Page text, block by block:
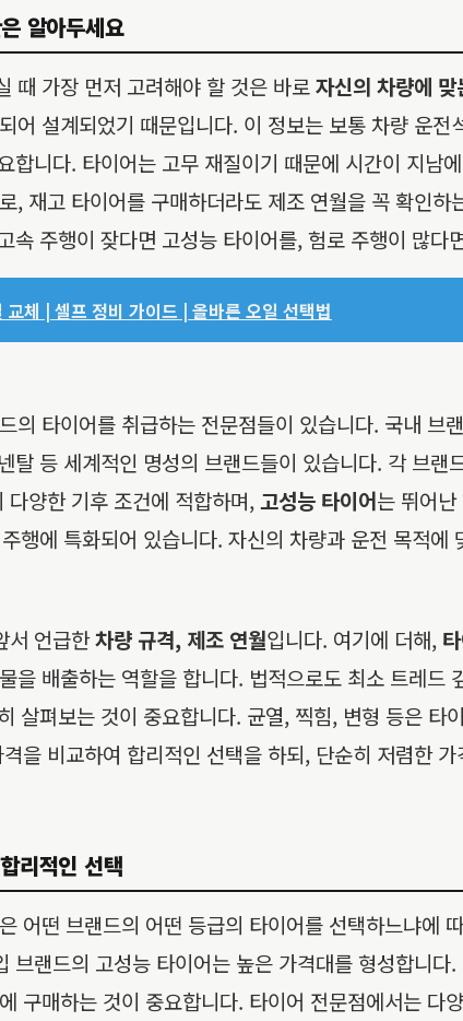
알아두세요
때 가장 먼저 고려해야 할 것은 바로자신의 차량에
어 설계되었기 때문입니다. 이 정보는 보통 차량 운
합니다. 타이어는 고무 재질이기 때문에 시간이 지남
, 재고 타이어를 구매하더라도 제조 연월을 꼭 확인하
속 주행이 잦다면 고성능 타이어를, 험로 주행이 많
체 | 셀프 정비 가이드 | 올바른 오일 선택법
의 타이어를 취급하는 전문점들이 있습니다. 국내
탈 등 세계적인 명성의 브랜드들이 있습니다. 각 브
다양한 기후 조건에 적합하며, 고성능 타이어는 뛰어
행에 특화되어 있습니다. 자신의 차량과 운전 목적
서 언급한차량 규격, 제조 연월입니다. 여기에 더해,
을 배출하는 역할을 합니다. 법적으로도 최소 트레
살펴보는 것이 중요합니다. 균열, 찍힘, 변형 등은
을 비교하여 합리적인 선택을 하되, 단순히 저렴한
리적인 선택
어떤 브랜드의 어떤 등급의 타이어를 선택하느냐에
브랜드의 고성능 타이어는 높은 가격대를 형성합니
구매하는 것이 중요합니다. 타이어 전문점에서는